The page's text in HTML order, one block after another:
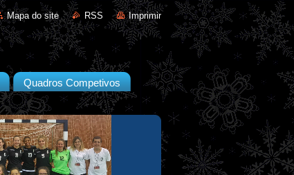
Mapa do site RSS Imprimir
Quadros Competivos